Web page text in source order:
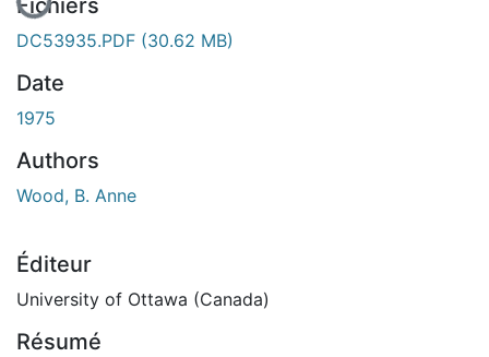
DC53935.PDF (30.62 MB)
Date
1975
Authors
Wood, B. Anne
Éditeur
University of Ottawa (Canada)
Résumé